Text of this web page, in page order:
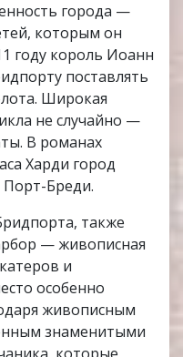
города —
которым он
году король Иоанн
поставлять
Широкая
не случайно —
В романах
Харди город
Порт-Бреди.
также
— живописная
и
особенно
живописным
знаменитыми